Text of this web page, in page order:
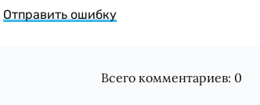
Отправить ошибку
Всего комментариев: 0